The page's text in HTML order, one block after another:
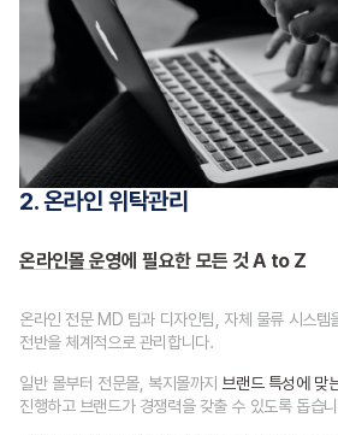
2. 온라인 위탁관리
온라인몰 운영에 필요한 모든 것 A to Z
온라인 전문 MD 팀과 디자인팀, 자체 물류 시스템
전반을 체계적으로 관리합니다.
일반 몰부터 전문몰, 복지몰까지 브랜드 특성에 맞
진행하고 브랜드가 경쟁력을 갖출 수 있도록 돕습